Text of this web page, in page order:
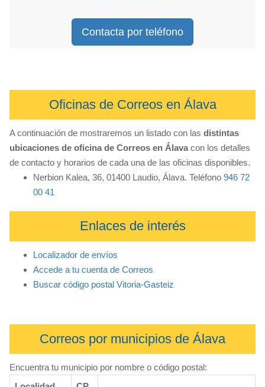
Contacta por teléfono
Oficinas de Correos en Álava
A continuación de mostraremos un listado con las distintas
ubicaciones de oficina de Correos en Álava con los detalles
de contacto y horarios de cada una de las oficinas disponibles.
Nerbion Kalea, 36, 01400 Laudio, Álava. Teléfono 946 72
00 41
Enlaces de interés
Localizador de envíos
Accede a tu cuenta de Correos
Buscar código postal Vitoria-Gasteiz
Correos por municipios de Álava
Encuentra tu municipio por nombre o código postal: